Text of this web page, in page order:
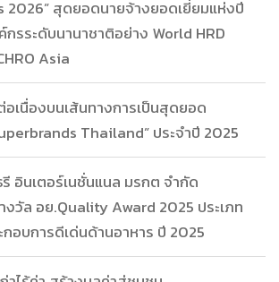
2026” สุดยอดนายจ้างยอดเยี่ยมแห่งปี
รระดับนานาชาติอย่าง World HRD
Asia
อเนื่องบนเส้นทางการเป็นสุดยอด
Thailand” ประจำปี 2025
อินเตอร์เนชั่นแนล มรกต จำกัด
งวัล อย.Quality Award 2025 ประเภท
อบการดีเด่นด้านอาหาร ปี 2025